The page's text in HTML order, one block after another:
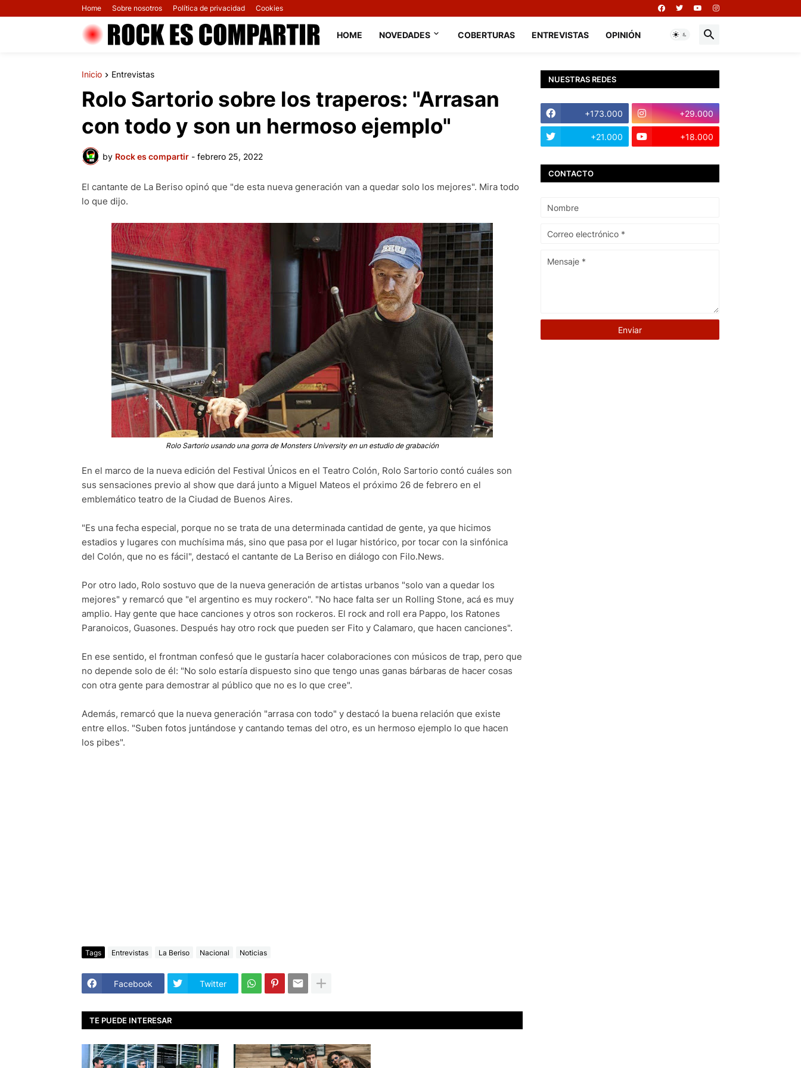
Home Sobre nosotros Política de privacidad Cookies
HOME NOVEDADES COBERTURAS ENTREVISTAS OPINIÓN
Inicio Entrevistas
Rolo Sartorio sobre los traperos: "Arrasan
con todo y son un hermoso ejemplo"
by Rock es compartir - febrero 25, 2022
El cantante de La Beriso opinó que "de esta nueva generación van a quedar solo los mejores". Mira todo
lo que dijo.
Rolo Sartorio usando una gorra de Monsters University en un estudio de grabación
En el marco de la nueva edición del Festival Únicos en el Teatro Colón, Rolo Sartorio contó cuáles son
sus sensaciones previo al show que dará junto a Miguel Mateos el próximo 26 de febrero en el
emblemático teatro de la Ciudad de Buenos Aires.
"Es una fecha especial, porque no se trata de una determinada cantidad de gente, ya que hicimos
estadios y lugares con muchísima más, sino que pasa por el lugar histórico, por tocar con la sinfónica
del Colón, que no es fácil", destacó el cantante de La Beriso en diálogo con Filo.News.
Por otro lado, Rolo sostuvo que de la nueva generación de artistas urbanos "solo van a quedar los
mejores" y remarcó que "el argentino es muy rockero". "No hace falta ser un Rolling Stone, acá es muy
amplio. Hay gente que hace canciones y otros son rockeros. El rock and roll era Pappo, los Ratones
Paranoicos, Guasones. Después hay otro rock que pueden ser Fito y Calamaro, que hacen canciones".
En ese sentido, el frontman confesó que le gustaría hacer colaboraciones con músicos de trap, pero que
no depende solo de él: "No solo estaría dispuesto sino que tengo unas ganas bárbaras de hacer cosas
con otra gente para demostrar al público que no es lo que cree".
Además, remarcó que la nueva generación "arrasa con todo" y destacó la buena relación que existe
entre ellos. "Suben fotos juntándose y cantando temas del otro, es un hermoso ejemplo lo que hacen
los pibes".
Tags Entrevistas La Beriso Nacional Noticias
Facebook Twitter
TE PUEDE INTERESAR
NUESTRAS REDES
+173.000 +29.000
+21.000 +18.000
CONTACTO